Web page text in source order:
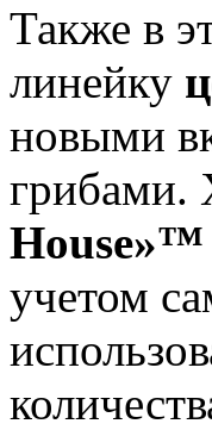
Также в
линейку
новыми
грибами.
House»™
учетом